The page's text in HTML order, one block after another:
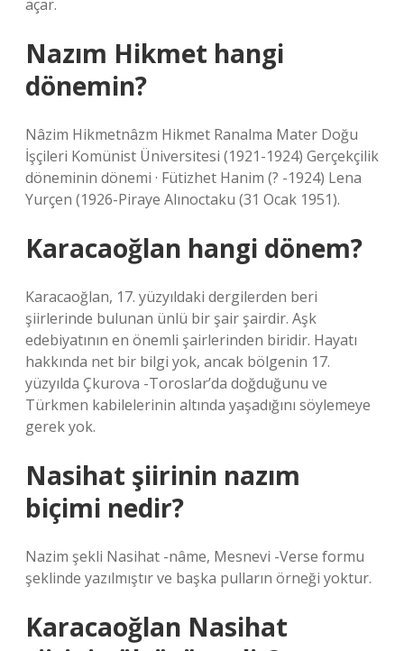
açar.
Nazım Hikmet hangi
dönemin?
Nâzim Hikmetnâzm Hikmet Ranalma Mater Doğu
İşçileri Komünist Üniversitesi (1921-1924) Gerçekçilik
döneminin dönemi · Fütizhet Hanim (? -1924) Lena
Yurçen (1926-Piraye Alınoctaku (31 Ocak 1951).
Karacaoğlan hangi dönem?
Karacaoğlan, 17. yüzyıldaki dergilerden beri
şiirlerinde bulunan ünlü bir şair şairdir. Aşk
edebiyatının en önemli şairlerinden biridir. Hayatı
hakkında net bir bilgi yok, ancak bölgenin 17.
yüzyılda Çkurova -Toroslar’da doğduğunu ve
Türkmen kabilelerinin altında yaşadığını söylemeye
gerek yok.
Nasihat şiirinin nazım
biçimi nedir?
Nazim şekli Nasihat -nâme, Mesnevi -Verse formu
şeklinde yazılmıştır ve başka pulların örneği yoktur.
Karacaoğlan Nasihat